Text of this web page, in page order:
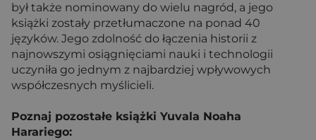
był także nominowany do wielu nagród, a jego
książki zostały przetłumaczone na ponad 40
języków. Jego zdolność do łączenia historii z
najnowszymi osiągnięciami nauki i technologii
uczyniła go jednym z najbardziej wpływowych
współczesnych myślicieli.
Poznaj pozostałe książki Yuvala Noaha
Harariego: